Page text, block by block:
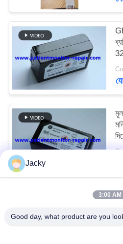
NEWS
ম্যাপ
PRIVACY
POLICY
Jacky
3:00 AM
Good day, what product are you